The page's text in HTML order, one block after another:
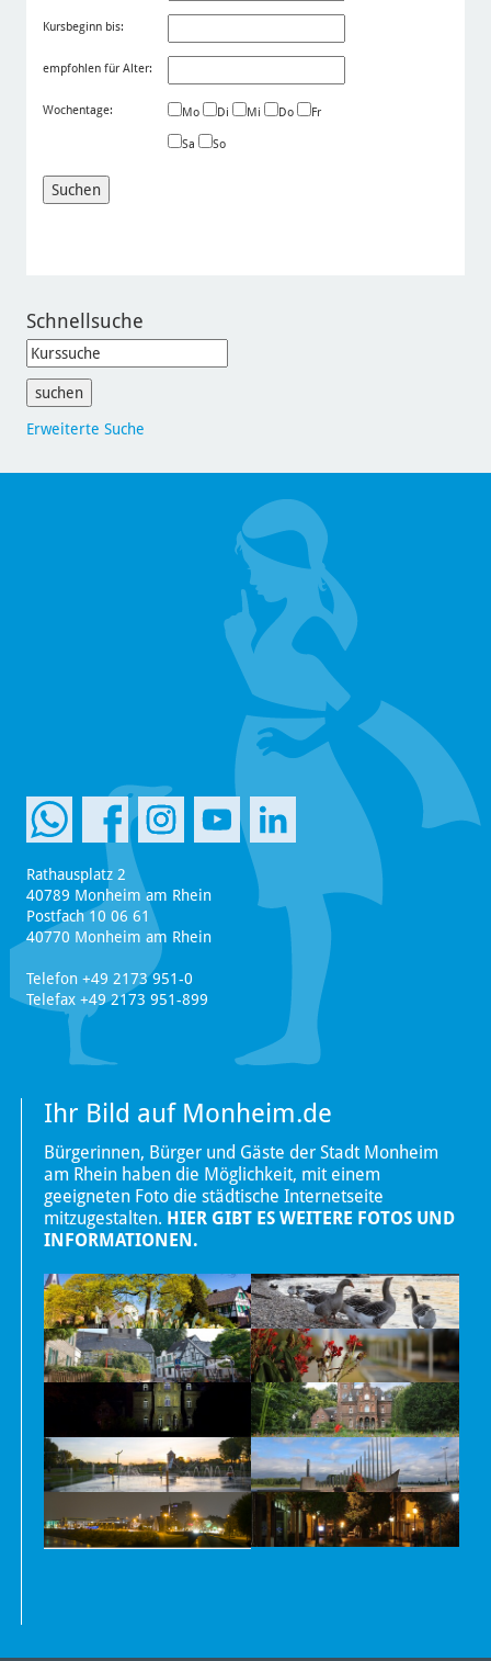
Kursbeginn bis:
empfohlen für Alter:
Wochentage: Mo Di Mi Do Fr
Sa So
Schnellsuche
Erweiterte Suche
Rathausplatz 2
40789 Monheim am Rhein
Postfach 10 06 61
40770 Monheim am Rhein
Telefon +49 2173 951-0
Telefax +49 2173 951-899
Ihr Bild auf Monheim.de
Bürgerinnen, Bürger und Gäste der Stadt Monheim
am Rhein haben die Möglichkeit, mit einem
geeigneten Foto die städtische Internetseite
mitzugestalten. HIER GIBT ES WEITERE FOTOS UND
INFORMATIONEN.